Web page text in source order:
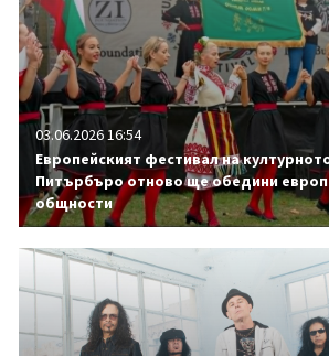
03.06.2026 16:54
Европейският фестивал на
Питърбъро отново ще обедини
общности